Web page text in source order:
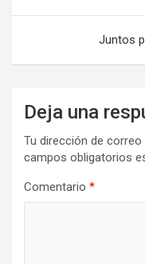
entradas
Juntos
Deja una
Tu dirección de
campos obligatorios
Comentario *